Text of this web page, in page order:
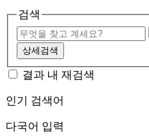
검색
상세검색
결과 내 재검색
인기 검색어
다국어 입력